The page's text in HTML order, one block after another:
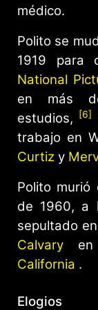
médico.
Polito se
1919 para
National
en más
estudios, [6]
trabajo en
Curtiz y
Polito
de 1960, a
sepultado
Calvary
California .
Elogios